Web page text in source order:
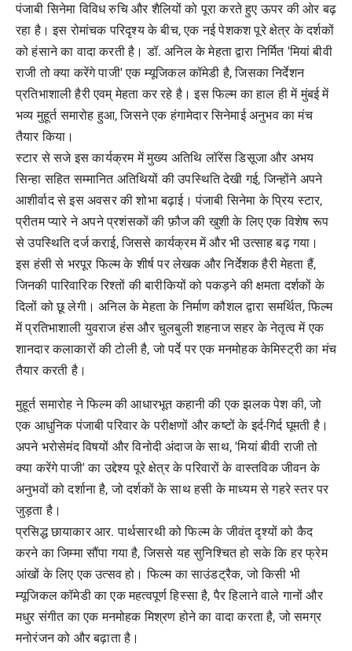
पंजाबी सिनेमा विविध रुचि और शैलियों को पूरा करते हुए ऊपर की ओर बढ़
रहा है। इस रोमांचक परिदृश्य के बीच, एक नई पेशकश पूरे क्षेत्र के दर्शकों
को हंसाने का वादा करती है। डॉ. अनिल के मेहता द्वारा निर्मित 'मियां बीवी
राजी तो क्या करेंगे पाजी' एक म्यूजिकल कॉमेडी है, जिसका निर्देशन
प्रतिभाशाली हैरी एवम् मेहता कर रहे है। इस फिल्म का हाल ही में मुंबई में
भव्य मुहूर्त समारोह हुआ, जिसने एक हंगामेदार सिनेमाई अनुभव का मंच
तैयार किया।
स्टार से सजे इस कार्यक्रम में मुख्य अतिथि लॉरेंस डिसूजा और अभय
सिन्हा सहित सम्मानित अतिथियों की उपस्थिति देखी गई, जिन्होंने अपने
आशीर्वाद से इस अवसर की शोभा बढ़ाई। पंजाबी सिनेमा के प्रिय स्टार,
प्रीतम प्यारे ने अपने प्रशंसकों की फ़ौज की खुशी के लिए एक विशेष रूप
से उपस्थिति दर्ज कराई, जिससे कार्यक्रम में और भी उत्साह बढ़ गया।
इस हंसी से भरपूर फिल्म के शीर्ष पर लेखक और निर्देशक हैरी मेहता हैं,
जिनकी पारिवारिक रिश्तों की बारीकियों को पकड़ने की क्षमता दर्शकों के
दिलों को छू लेगी। अनिल के मेहता के निर्माण कौशल द्वारा समर्थित, फिल्म
में प्रतिभाशाली युवराज हंस और चुलबुली शहनाज सहर के नेतृत्व में एक
शानदार कलाकारों की टोली है, जो पर्दे पर एक मनमोहक केमिस्ट्री का मंच
तैयार करती है।
मुहूर्त समारोह ने फिल्म की आधारभूत कहानी की एक झलक पेश की, जो
एक आधुनिक पंजाबी परिवार के परीक्षणों और कष्टों के इर्द-गिर्द घूमती है।
अपने भरोसेमंद विषयों और विनोदी अंदाज के साथ, 'मियां बीवी राजी तो
क्या करेंगे पाजी' का उद्देश्य पूरे क्षेत्र के परिवारों के वास्तविक जीवन के
अनुभवों को दर्शाना है, जो दर्शकों के साथ हसी के माध्यम से गहरे स्तर पर
जुड़ता है।
प्रसिद्ध छायाकार आर. पार्थसारथी को फिल्म के जीवंत दृश्यों को कैद
करने का जिम्मा सौंपा गया है, जिससे यह सुनिश्चित हो सके कि हर फ्रेम
आंखों के लिए एक उत्सव हो। फिल्म का साउंडट्रैक, जो किसी भी
म्यूजिकल कॉमेडी का एक महत्वपूर्ण हिस्सा है, पैर हिलाने वाले गानों और
मधुर संगीत का एक मनमोहक मिश्रण होने का वादा करता है, जो समग्र
मनोरंजन को और बढ़ाता है।